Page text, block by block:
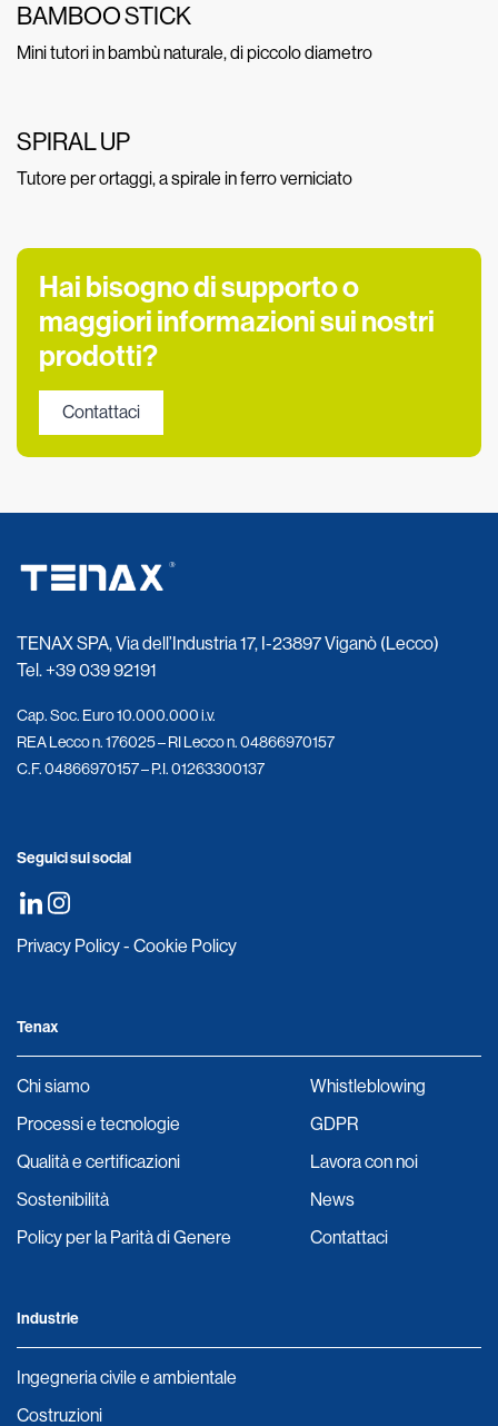
BAMBOO STICK
Mini tutori in bambù naturale, di piccolo diametro
SPIRAL UP
Tutore per ortaggi, a spirale in ferro verniciato
Hai bisogno di supporto o
maggiori informazioni sui nostri
prodotti?
Contattaci
TENAX SPA, Via dell’Industria 17, I-23897 Viganò (Lecco)
Tel.+39 039 92191
Cap. Soc. Euro 10.000.000 i.v.
REA Lecco n. 176025 – RI Lecco n. 04866970157
C.F. 04866970157 – P.I. 01263300137
Seguici sui social
Privacy Policy- Cookie Policy
Tenax
Chi siamo
Processi e tecnologie
Qualità e certificazioni
Sostenibilità
Policy per la Parità di Genere
Whistleblowing
GDPR
Lavora con noi
News
Contattaci
Industrie
Ingegneria civile e ambientale
Costruzioni